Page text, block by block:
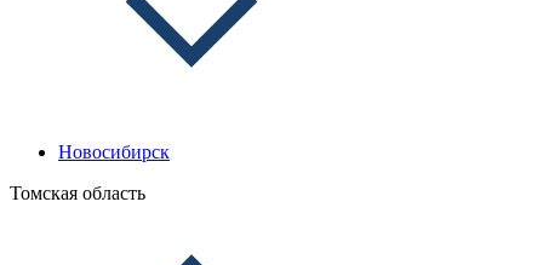
Новосибирск
Томская область